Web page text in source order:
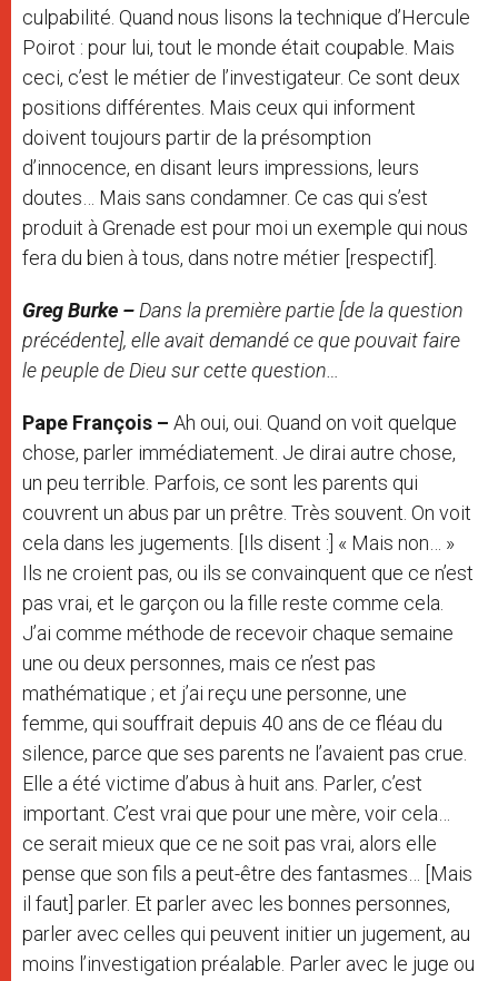
culpabilité. Quand nous lisons la technique d’Hercule
Poirot : pour lui, tout le monde était coupable. Mais
ceci, c’est le métier de l’investigateur. Ce sont deux
positions différentes. Mais ceux qui informent
doivent toujours partir de la présomption
d’innocence, en disant leurs impressions, leurs
doutes… Mais sans condamner. Ce cas qui s’est
produit à Grenade est pour moi un exemple qui nous
fera du bien à tous, dans notre métier [respectif].
Greg Burke – Dans la première partie [de la question
précédente], elle avait demandé ce que pouvait faire
le peuple de Dieu sur cette question…
Pape François – Ah oui, oui. Quand on voit quelque
chose, parler immédiatement. Je dirai autre chose,
un peu terrible. Parfois, ce sont les parents qui
couvrent un abus par un prêtre. Très souvent. On voit
cela dans les jugements. [Ils disent :] « Mais non… »
Ils ne croient pas, ou ils se convainquent que ce n’est
pas vrai, et le garçon ou la fille reste comme cela.
J’ai comme méthode de recevoir chaque semaine
une ou deux personnes, mais ce n’est pas
mathématique ; et j’ai reçu une personne, une
femme, qui souffrait depuis 40 ans de ce fléau du
silence, parce que ses parents ne l’avaient pas crue.
Elle a été victime d’abus à huit ans. Parler, c’est
important. C’est vrai que pour une mère, voir cela…
ce serait mieux que ce ne soit pas vrai, alors elle
pense que son fils a peut-être des fantasmes… [Mais
il faut] parler. Et parler avec les bonnes personnes,
parler avec celles qui peuvent initier un jugement, au
moins l’investigation préalable. Parler avec le juge ou